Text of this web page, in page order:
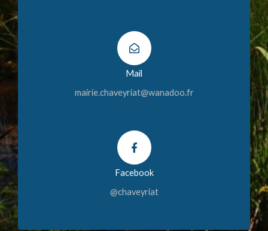
Mail
mairie.chaveyriat@wanadoo.fr
Facebook
@chaveyriat